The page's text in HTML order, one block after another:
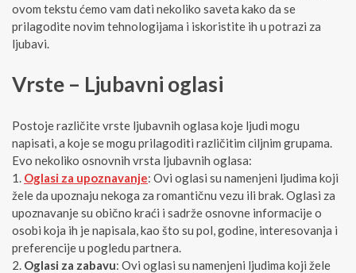
ovom tekstu ćemo vam dati nekoliko saveta kako da se
prilagodite novim tehnologijama i iskoristite ih u potrazi za
ljubavi.
Vrste – Ljubavni oglasi
Postoje različite vrste ljubavnih oglasa koje ljudi mogu
napisati, a koje se mogu prilagoditi različitim ciljnim grupama.
Evo nekoliko osnovnih vrsta ljubavnih oglasa:
Oglasi za upoznavanje: Ovi oglasi su namenjeni ljudima koji
žele da upoznaju nekoga za romantičnu vezu ili brak. Oglasi za
upoznavanje su obično kraći i sadrže osnovne informacije o
osobi koja ih je napisala, kao što su pol, godine, interesovanja i
preferencije u pogledu partnera.
Oglasi za zabavu: Ovi oglasi su namenjeni ljudima koji žele